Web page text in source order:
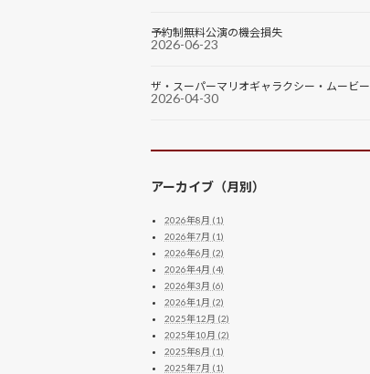
予約制無料公演の機会損失
2026-06-23
ザ・スーパーマリオギャラクシー・ムービー
2026-04-30
アーカイブ（月別）
2026年8月 (1)
2026年7月 (1)
2026年6月 (2)
2026年4月 (4)
2026年3月 (6)
2026年1月 (2)
2025年12月 (2)
2025年10月 (2)
2025年8月 (1)
2025年7月 (1)